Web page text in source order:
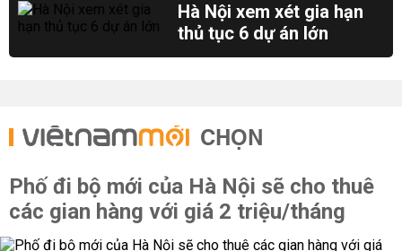
Hà Nội xem xét gia hạn
thủ tục 6 dự án lớn
CHỌN
Phố đi bộ mới của Hà Nội sẽ cho thuê
các gian hàng với giá 2 triệu/tháng